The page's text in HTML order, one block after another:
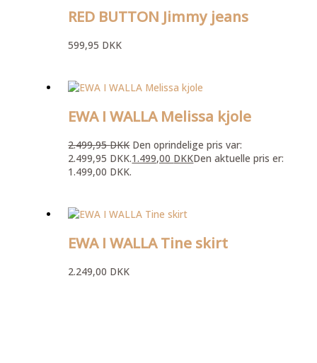
RED BUTTON Jimmy jeans
599,95 DKK
EWA I WALLA Melissa kjole
2.499,95DKK Den oprindelige pris var:
2.499,95 DKK.1.499,00 DKKDen aktuelle pris er:
1.499,00 DKK.
EWA I WALLA Tine skirt
2.249,00 DKK